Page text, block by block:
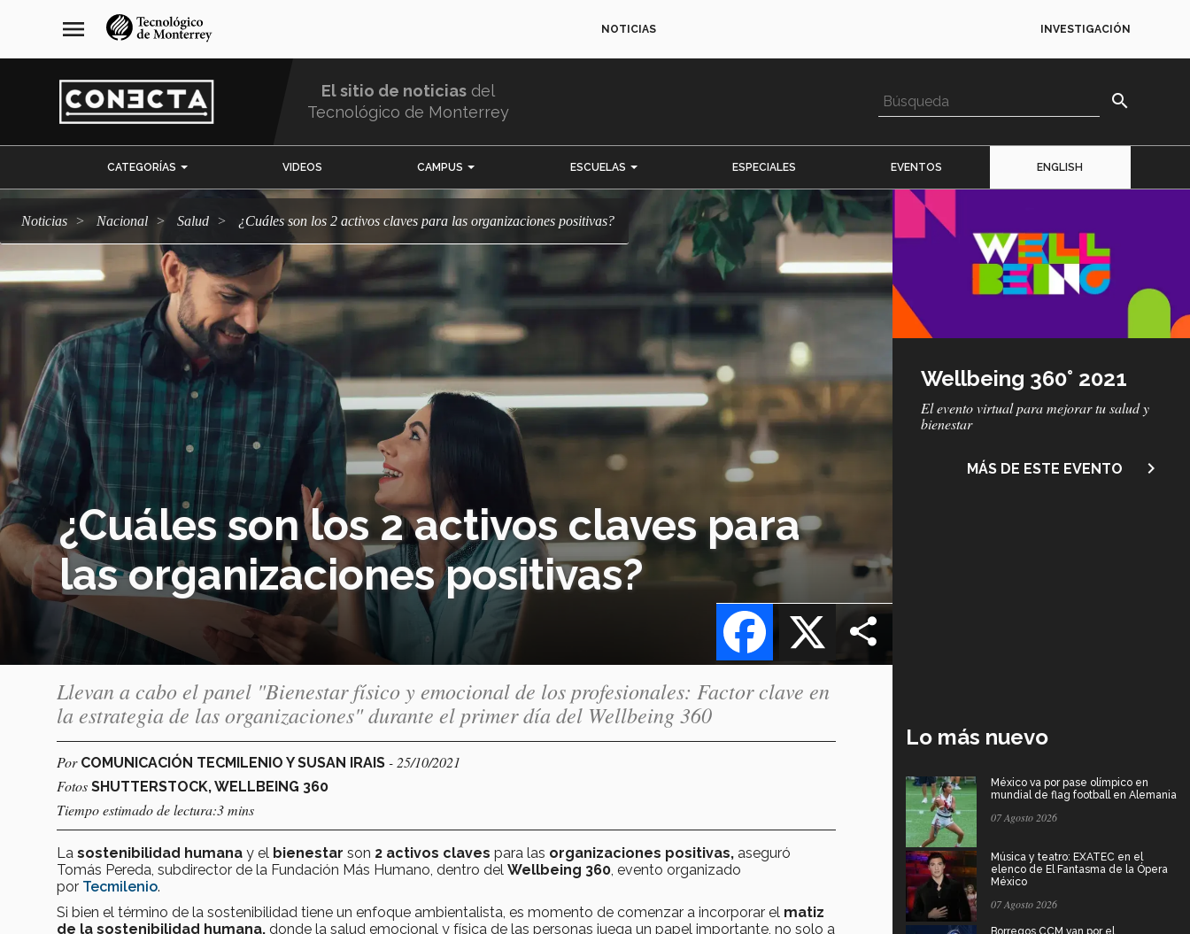
navegación
principal
menu NOTICIAS INVESTIGACIÓN
El sitio de noticias del
Tecnológico de Monterrey
search
CATEGORÍAS VIDEOS CAMPUS ESCUELAS ESPECIALES EVENTOS ENGLISH
Noticias Nacional salud ¿Cuáles son los 2 activos claves para las organizaciones positivas?
¿Cuáles son los 2 activos claves para
las organizaciones positivas?
X
Facebook
Imagen
o
logo
Wellbeing 360° 2021
Subtítulo
El evento virtual para mejorar tu salud y
bienestar
MÁS DE ESTE EVENTO navigate_next
Llevan a cabo el panel "Bienestar físico y emocional de los profesionales: Factor clave en
la estrategia de las organizaciones" durante el primer día del Wellbeing 360
Por COMUNICACIÓN TECMILENIO Y SUSAN IRAIS - 25/10/2021
Fotos SHUTTERSTOCK, WELLBEING 360
Tiempo estimado de lectura:3 mins
La sostenibilidad humana y el bienestar son 2 activos claves para las organizaciones positivas, aseguró
Tomás Pereda, subdirector de la Fundación Más Humano, dentro del Wellbeing 360, evento organizado
por Tecmilenio.
Si bien el término de la sostenibilidad tiene un enfoque ambientalista, es momento de comenzar a incorporar el matiz
de la sostenibilidad humana, donde la salud emocional y física de las personas juega un papel importante, no solo a
Lo más nuevo
México va por pase olímpico en
mundial de flag football en Alemania
07 Agosto 2026
Música y teatro: EXATEC en el
elenco de El Fantasma de la Ópera
México
07 Agosto 2026